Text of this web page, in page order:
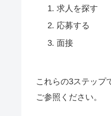
求人を探す
応募する
面接
これらの3ステップ
ご参照ください。